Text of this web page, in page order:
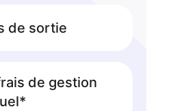
de sortie
de gestion